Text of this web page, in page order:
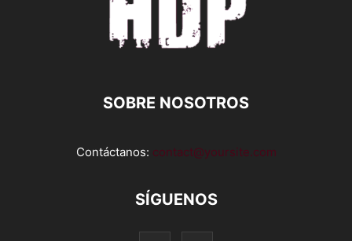
SOBRE NOSOTROS
Contáctanos: contact@yoursite.com
SÍGUENOS